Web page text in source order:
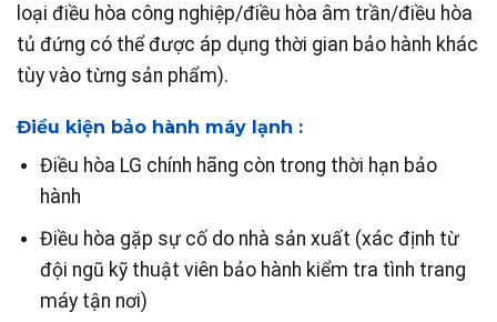
loại điều hòa công nghiệp/điều hòa âm trần/điều hòa
tủ đứng có thể được áp dụng thời gian bảo hành khác
tùy vào từng sản phẩm).
Điều kiện bảo hành máy lạnh :
Điều hòa LG chính hãng còn trong thời hạn bảo
hành
Điều hòa gặp sự cố do nhà sản xuất (xác định từ
đội ngũ kỹ thuật viên bảo hành kiểm tra tình trang
máy tận nơi)